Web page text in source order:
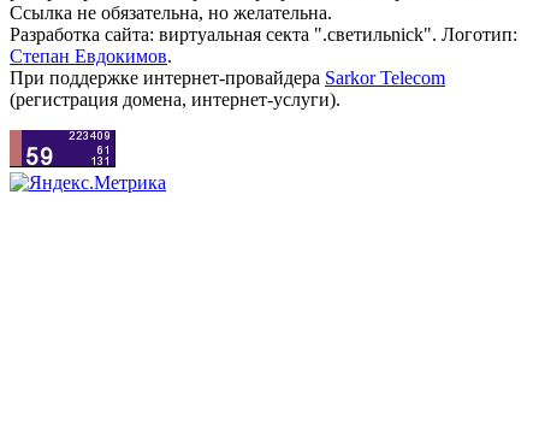
Ссылка не обязательна, но желательна.
Разработка сайта: виртуальная секта ".светильnick". Логотип:
Степан Евдокимов.
При поддержке интернет-провайдера Sarkor Telecom
(регистрация домена, интернет-услуги).